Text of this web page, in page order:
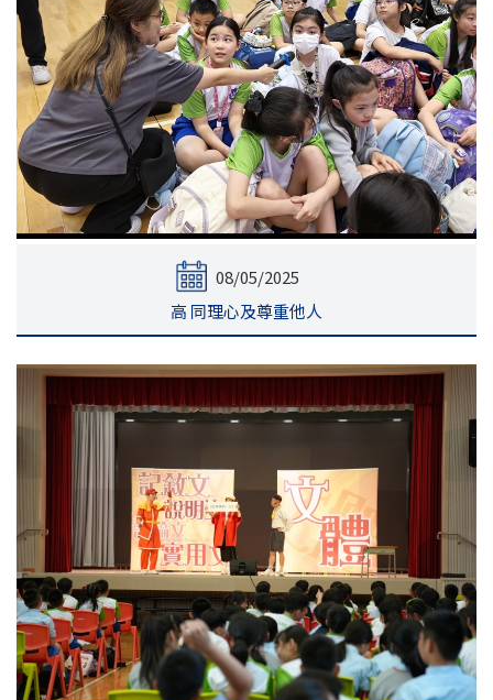
08/05/2025
高 同理心及尊重他人